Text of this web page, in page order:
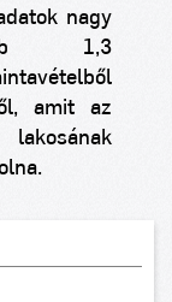
nagy
±1,3
amit az